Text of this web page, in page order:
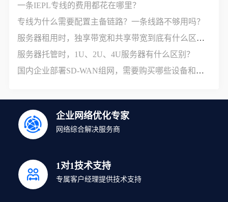
一条IEPL专线的费用都花在哪里？
专线为什么需要配置主备链路？一条线路不够用吗？
服务器租用时，独享带宽和共享带宽到底有什么区别？
服务器托管时，1U、2U、4U服务器有什么区别？
国内企业部署SD-WAN组网，需要购买哪些设备和服务？
企业网络优化专家
网络综合解决服务商
1对1技术支持
专属客户经理提供技术支持